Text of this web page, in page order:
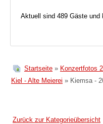
Aktuell sind 489 Gäste und
Startseite » Konzertfotos
Kiel - Alte Meierei » Kiemsa -
Zurück zur Kategorieübersicht